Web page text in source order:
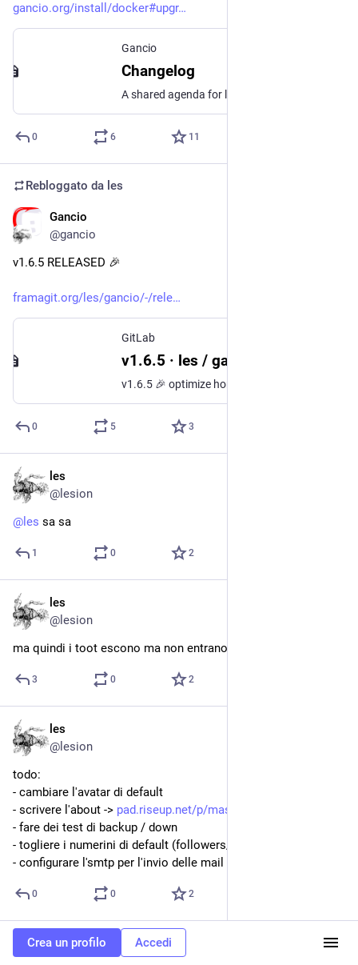
gancio.org/install/docker#upgr
Gancio
Changelog
0 6 11
Rebloggato da les
Gancio
@gancio
v1.6.5 RELEASED 🎉
framagit.org/les/gancio/-/rele
GitLab
v1.6.5 · les / gancio · GitLab
0 5 3
les
@lesion
@ les sa sa
1 0 2
les
@lesion
ma quindi i toot escono ma non entrano ?
3 0 2
les
@lesion
todo:
- cambiare l'avatar di default
- scrivere l'about -> pad.riseup.net/p/mastodoncisti
- fare dei test di backup / down
- togliere i numerini di default (followers/following...)
- configurare l'smtp per l'invio delle mail
0 0 2
Crea un profilo Accedi